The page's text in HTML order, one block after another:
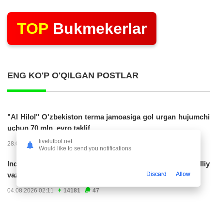
TOP Bukmekerlar
ENG KO'P O'QILGAN POSTLAR
"Al Hilol" O'zbekiston terma jamoasiga gol urgan hujumchi
uchun 70 mln. evro taklif...
28.07.2026 01:56 17321
Indoneziya prezidenti JCH-2030ga chiqishni umummilliy
vazifa deb...
04.08.2026 02:11 14181 47
livefutbol.net
Would like to send you notifications
Discard Allow